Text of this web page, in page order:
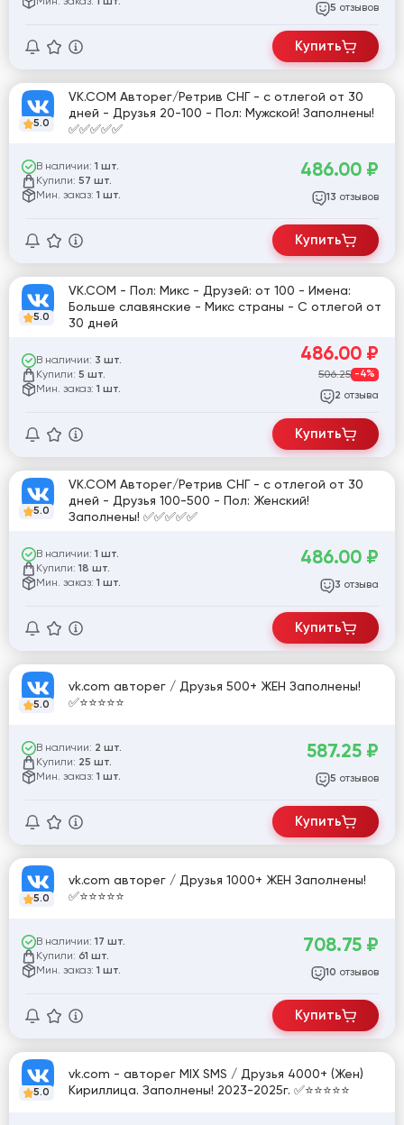
5 отзывов
Купить
5.0
VK.COM Авторег/Ретрив СНГ - с отлегой от 30
дней - Друзья 20-100 - Пол: Мужской! Заполнены!
✅✅✅✅✅
В наличии: 1 шт.
Купили: 57 шт.
Мин. заказ: 1 шт.
486.00 ₽
13 отзывов
Купить
5.0
VK.COM - Пол: Микс - Друзей: от 100 - Имена:
Больше славянские - Микс страны - С отлегой от
30 дней
В наличии: 3 шт.
Купили: 5 шт.
Мин. заказ: 1 шт.
486.00 ₽
506.25 -4%
2 отзыва
Купить
5.0
VK.COM Авторег/Ретрив СНГ - с отлегой от 30
дней - Друзья 100-500 - Пол: Женский!
Заполнены! ✅✅✅✅✅
В наличии: 1 шт.
Купили: 18 шт.
Мин. заказ: 1 шт.
486.00 ₽
3 отзыва
Купить
5.0
vk.com авторег / Друзья 500+ ЖЕН Заполнены!
✅⭐️⭐️⭐️⭐️⭐️
В наличии: 2 шт.
Купили: 25 шт.
Мин. заказ: 1 шт.
587.25 ₽
5 отзывов
Купить
5.0
vk.com авторег / Друзья 1000+ ЖЕН Заполнены!
✅⭐️⭐️⭐️⭐️⭐️
В наличии: 17 шт.
Купили: 61 шт.
Мин. заказ: 1 шт.
708.75 ₽
10 отзывов
Купить
5.0
vk.com - авторег MIX SMS / Друзья 4000+ (Жен)
Кириллица. Заполнены! 2023-2025г. ✅⭐️⭐️⭐️⭐️⭐️